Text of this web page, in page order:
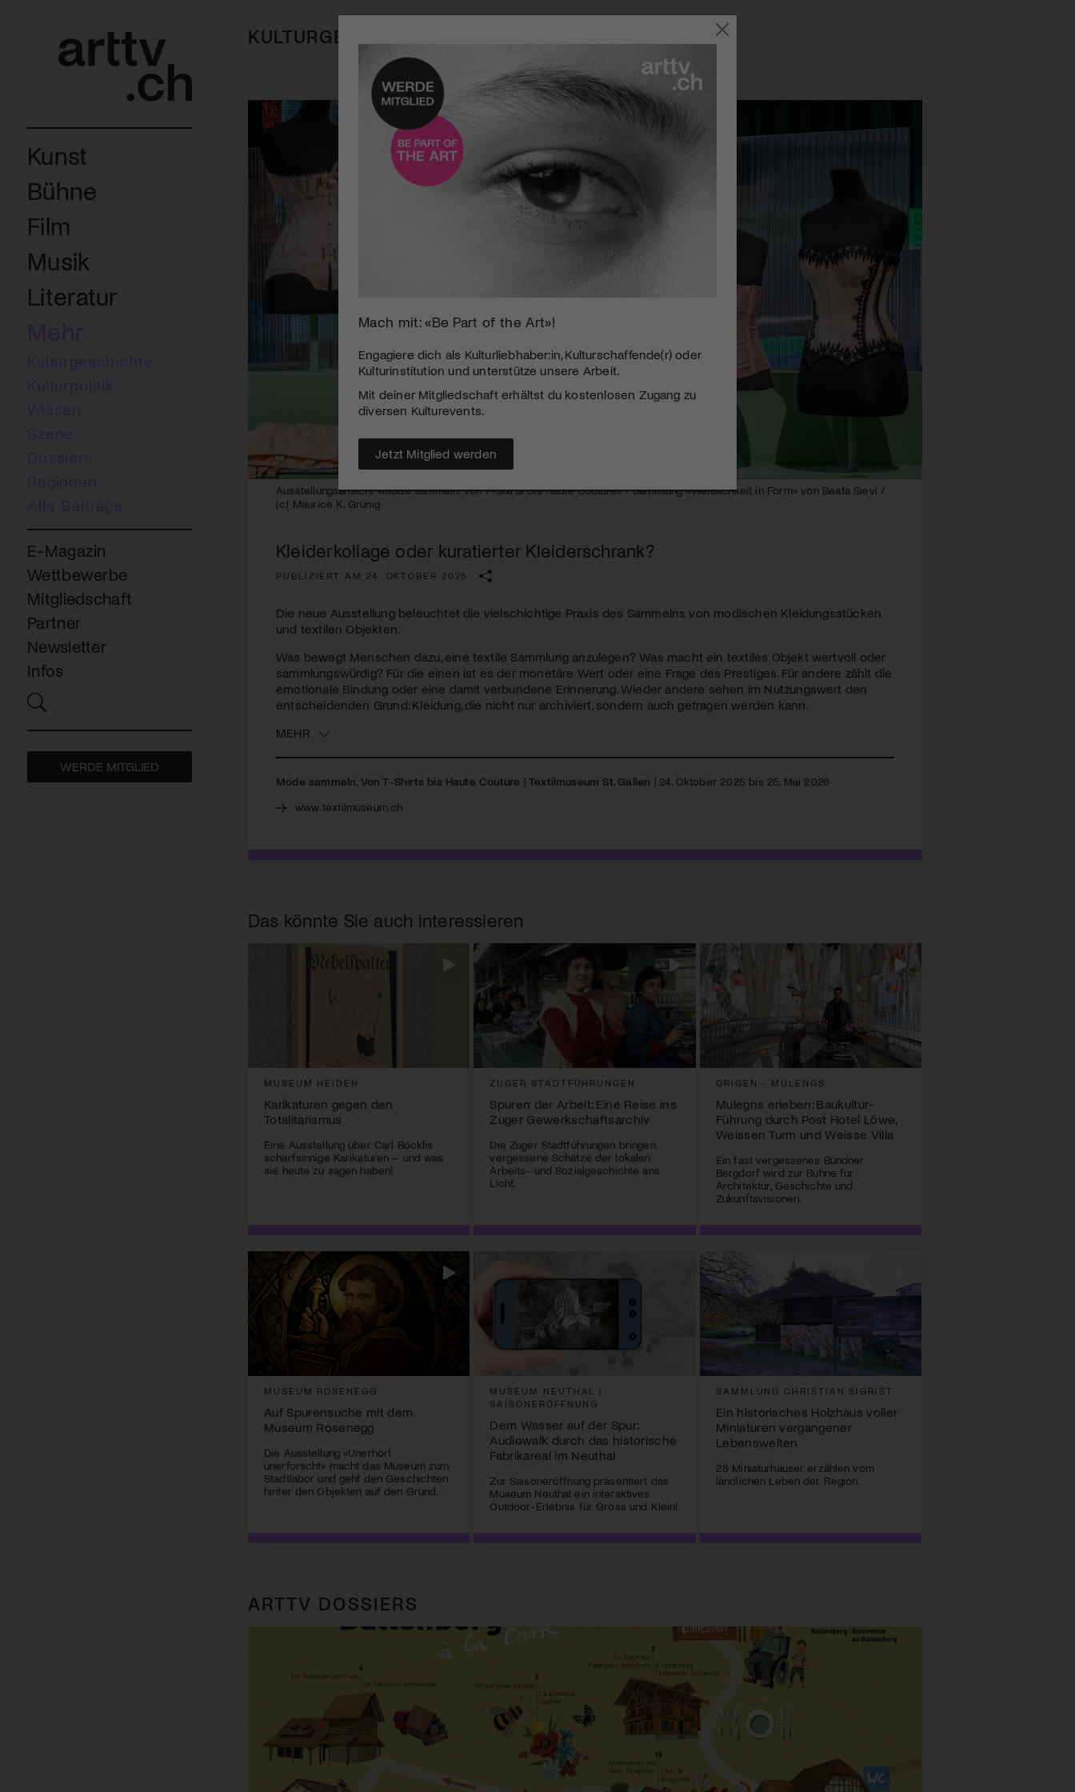
Kunst
Bühne
Film
Musik
Literatur
E-Magazin
Wettbewerbe
Mitgliedschaft
Partner
Newsletter
Infos
WERDE MITGLIED
KULTURGESCHICHTE
Ausstellungsansicht «Mode sammeln. Von T-Shirts bis Haute Couture» / Sammlung «Weiblichkeit in Form» von Beata Sievi /
(c) Maurice K. Grünig
Kleiderkollage oder kuratierter Kleiderschrank?
PUBLIZIERT AM 24. OKTOBER 2025
Die neue Ausstellung beleuchtet die vielschichtige Praxis des Sammelns von modischen Kleidungsstücken
und textilen Objekten.
Was bewegt Menschen dazu, eine textile Sammlung anzulegen? Was macht ein textiles Objekt wertvoll oder
sammlungswürdig? Für die einen ist es der monetäre Wert oder eine Frage des Prestiges. Für andere zählt die
emotionale Bindung oder eine damit verbundene Erinnerung. Wieder andere sehen im Nutzungswert den
entscheidenden Grund: Kleidung, die nicht nur archiviert, sondern auch getragen werden kann.
MEHR
Mode sammeln. Von T-Shirts bis Haute Couture | Textilmuseum St. Gallen | 24. Oktober 2025 bis 25. Mai 2026
www.textilmuseum.ch
Das könnte Sie auch interessieren
MUSEUM HEIDEN
Karikaturen gegen den
Totalitarismus
Eine Ausstellung über Carl Böcklis
scharfsinnige Karikaturen – und was
sie heute zu sagen haben!
ZUGER STADTFÜHRUNGEN
Spuren der Arbeit: Eine Reise ins
Zuger Gewerkschaftsarchiv
Die Zuger Stadtführungen bringen
vergessene Schätze der lokalen
Arbeits- und Sozialgeschichte ans
Licht.
ORIGEN - MULENGS
Mulegns erleben: Baukultur-
Führung durch Post Hotel Löwe,
Weissen Turm und Weisse Villa
Ein fast vergessenes Bündner
Bergdorf wird zur Bühne für
Architektur, Geschichte und
Zukunftsvisionen.
MUSEUM ROSENEGG
Auf Spurensuche mit dem
Museum Rosenegg
Die Ausstellung «Unerhört
unerforscht» macht das Museum zum
Stadtlabor und geht den Geschichten
hinter den Objekten auf den Grund.
MUSEUM NEUTHAL |
SAISONERÖFFNUNG
Dem Wasser auf der Spur:
Audiowalk durch das historische
Fabrikareal im Neuthal
Zur Saisoneröffnung präsentiert das
Museum Neuthal ein interaktives
Outdoor-Erlebnis für Gross und Klein!
SAMMLUNG CHRISTIAN SIGRIST
Ein historisches Holzhaus voller
Miniaturen vergangener
Lebenswelten
28 Miniaturhäuser erzählen vom
ländlichen Leben der Region.
ARTTV DOSSIERS
Mach mit: «Be Part of the Art»!
Engagiere dich als Kulturliebhaber:in, Kulturschaffende(r) oder
Kulturinstitution und unterstütze unsere Arbeit.
Mit deiner Mitgliedschaft erhältst du kostenlosen Zugang zu
diversen Kulturevents.
Jetzt Mitglied werden